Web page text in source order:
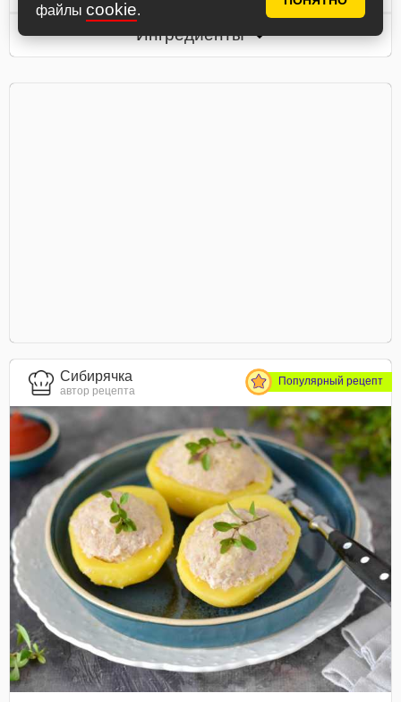
файлы cookie.
Ингредиенты
Сибирячка
автор рецепта
Популярный рецепт